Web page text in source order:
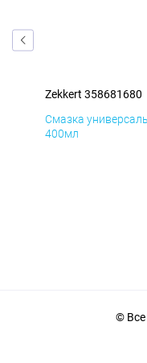
Zekkert 358681680
Смазка
400мл
©